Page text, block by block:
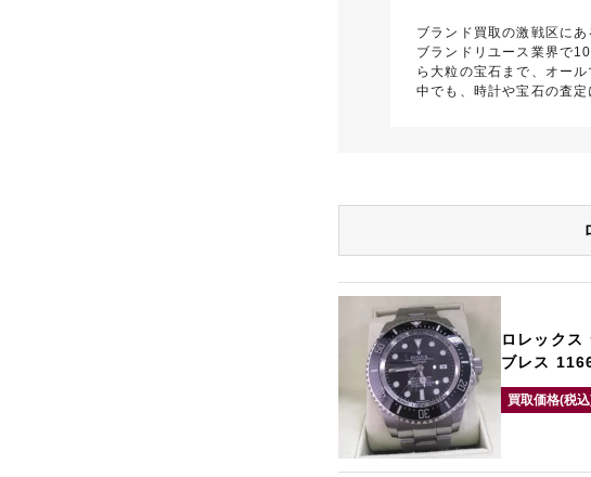
ブランド買取の激戦区に
ブランドリユース業界で
ら大粒の宝石まで、オー
中でも、時計や宝石の査定
ロレックス
ブレス
買取価格(税